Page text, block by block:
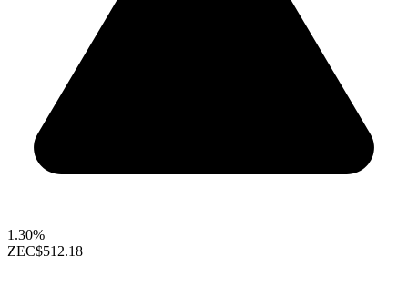
1.30%
ZEC$512.18